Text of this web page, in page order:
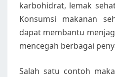
karbohidrat, lemak
Konsumsi makanan
dapat membantu
mencegah berbagai
Salah satu contoh